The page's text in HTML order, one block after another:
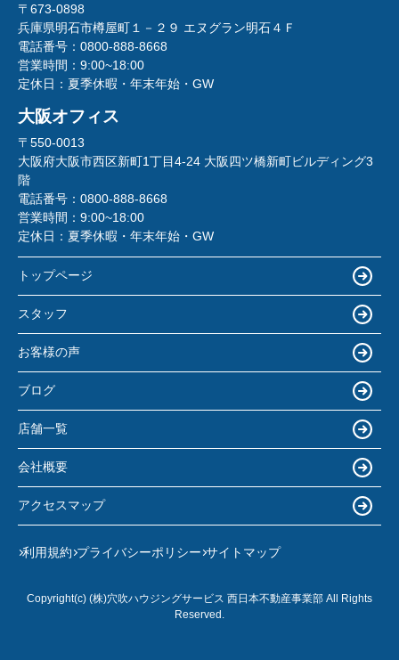
〒673-0898
兵庫県明石市樽屋町１－２９ エヌグラン明石４Ｆ
電話番号： 0800-888-8668
営業時間： 9:00~18:00
定休日： 夏季休暇・年末年始・GW
大阪オフィス
〒550-0013
大阪府大阪市西区新町1丁目4-24 大阪四ツ橋新町ビルディング3
階
電話番号： 0800-888-8668
営業時間： 9:00~18:00
定休日： 夏季休暇・年末年始・GW
トップページ
スタッフ
お客様の声
ブログ
店舗一覧
会社概要
アクセスマップ
利用規約 プライバシーポリシー サイトマップ
Copyright(c) (株)穴吹ハウジングサービス 西日本不動産事業部 All Rights
Reserved.